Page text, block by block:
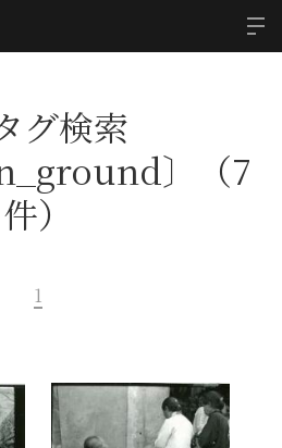
グ検索
〕（7
件）
1